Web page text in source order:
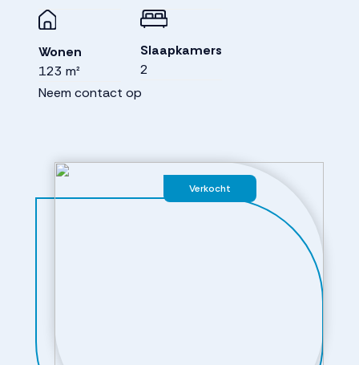
Verkocht
Wonen
123 m²
Slaapkamers
2
Neem contact op